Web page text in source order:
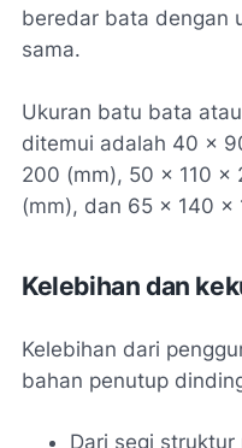
beredar bata dengan
sama.
Ukuran batu bata
ditemui adalah 40 x
200 (mm), 50 x 110 x
(mm), dan 65 x 140 x
Kelebihan dan
Kelebihan dari
bahan penutup
Dari segi